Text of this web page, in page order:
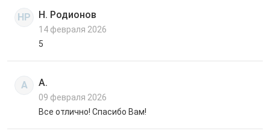
НР Н. Родионов
14 февраля 2026
5
А А.
09 февраля 2026
Все отлично! Спасибо Вам!